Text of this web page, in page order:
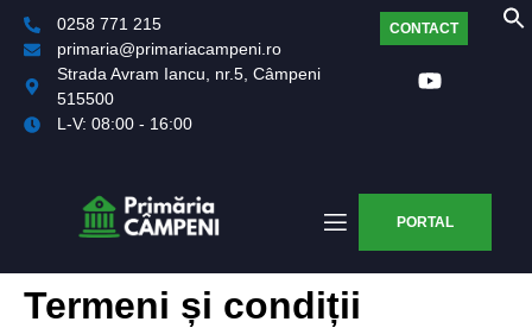
0258 771 215
primaria@primariacampeni.ro
Strada Avram Iancu, nr.5, Câmpeni
515500
L-V: 08:00 - 16:00
CONTACT
PORTAL
Termeni și condiții